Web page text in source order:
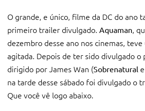
O grande, e único, filme da DC do ano
primeiro trailer divulgado. Aquaman,
dezembro desse ano nos cinemas, teve
agitada. Depois de ter sido divulgado
dirigido por James Wan (Sobrenatural e
na tarde desse sábado foi divulgado o
Que você vê logo abaixo.